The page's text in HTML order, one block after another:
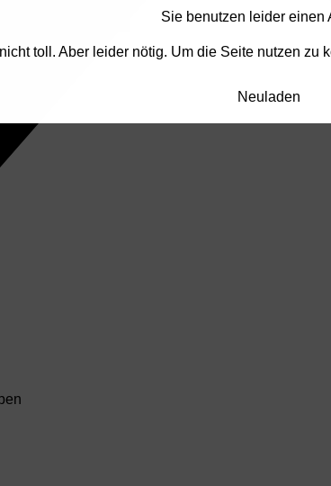
Sie benutzen leider einen
toll. Aber leider nötig. Um die Seite nutzen zu
Neuladen